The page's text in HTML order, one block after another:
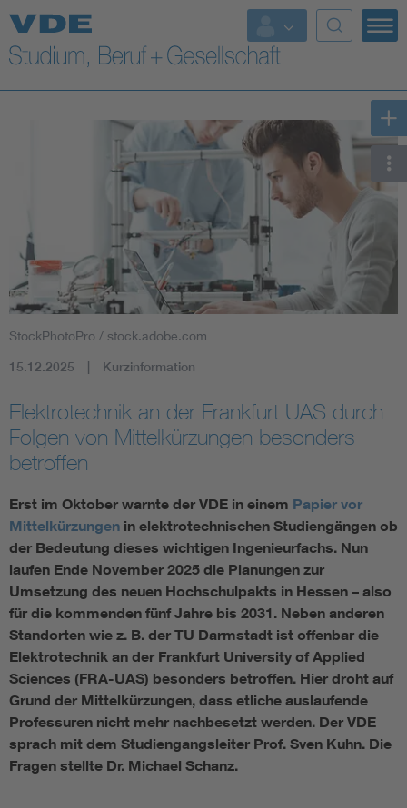
Top Themen
Fokusthemen
AI & Digital Trust
Mobility
Assisted Living
Energy efficiency
Energy storage
Functional safety
StockPhotoPro / stock.adobe.com
15.12.2025 Kurzinformation
Elektrotechnik an der Frankfurt UAS durch
Folgen von Mittelkürzungen besonders
betroffen
Erst im Oktober warnte der VDE in einem Papier vor
Mittelkürzungen in elektrotechnischen Studiengängen ob
der Bedeutung dieses wichtigen Ingenieurfachs. Nun
laufen Ende November 2025 die Planungen zur
Umsetzung des neuen Hochschulpakts in Hessen – also
für die kommenden fünf Jahre bis 2031. Neben anderen
Standorten wie z. B. der TU Darmstadt ist offenbar die
Elektrotechnik an der Frankfurt University of Applied
Sciences (FRA-UAS) besonders betroffen. Hier droht auf
Grund der Mittelkürzungen, dass etliche auslaufende
Professuren nicht mehr nachbesetzt werden. Der VDE
sprach mit dem Studiengangsleiter Prof. Sven Kuhn. Die
Fragen stellte Dr. Michael Schanz.